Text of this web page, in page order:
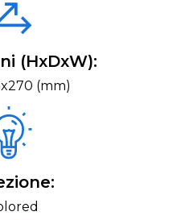
(HxDxW):
(mm)